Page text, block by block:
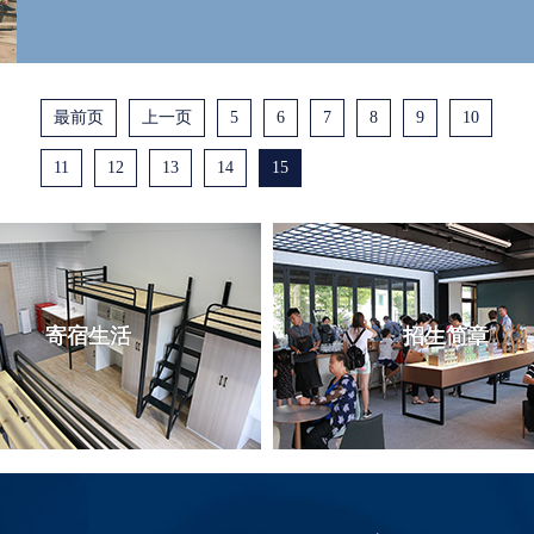
最前页 上一页 5 6 7 8 9 10
11 12 13 14 15
寄宿生活 招生简章